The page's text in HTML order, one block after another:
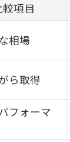
較項目
相場
ら取得
フォーマ